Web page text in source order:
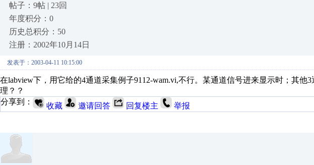
帖子：9帖 | 23回
年度积分：0
历史总积分：50
注册：2002年10月14日
发表于：2003-04-11 10:15:00
在labview下，用它给的4通道采集例子9112-wam.vi,不行。某通道信号进来显示时；其他
理？？
分享到：
收藏 邀请回答 回复楼主 举报